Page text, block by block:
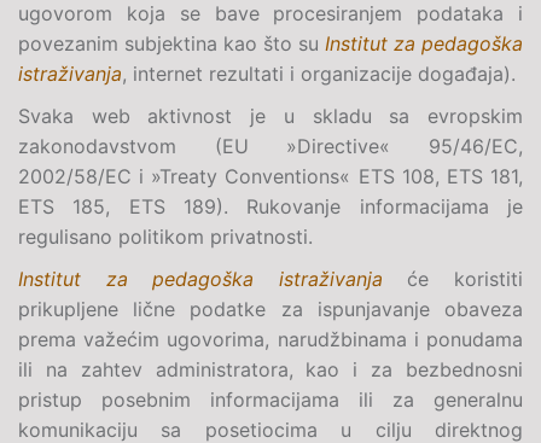
ugovorom koja se bave procesiranjem podataka i
povezanim subjektina kao što su Institut za pedagoška
istraživanja, internet rezultati i organizacije događaja).
Svaka web aktivnost je u skladu sa evropskim
zakonodavstvom (EU »Directive« 95/46/EC,
2002/58/EC i »Treaty Conventions« ETS 108, ETS 181,
ETS 185, ETS 189). Rukovanje informacijama je
regulisano politikom privatnosti.
Institut za pedagoška istraživanja će koristiti
prikupljene lične podatke za ispunjavanje obaveza
prema važećim ugovorima, narudžbinama i ponudama
ili na zahtev administratora, kao i za bezbednosni
pristup posebnim informacijama ili za generalnu
komunikaciju sa posetiocima u cilju direktnog